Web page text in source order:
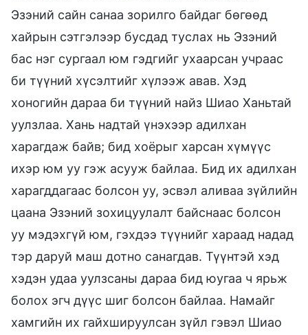
Эзэний сайн санаа зорилго байдаг бөгөөд
хайрын сэтгэлээр бусдад туслах нь Эзэний
бас нэг сургаал юм гэдгийг ухаарсан учраас
би түүний хүсэлтийг хүлээж авав. Хэд
хоногийн дараа би түүний найз Шиао Ханьтай
уулзлаа. Хань надтай үнэхээр адилхан
харагдаж байв; бид хоёрыг харсан хүмүүс
ихэр юм уу гэж асууж байлаа. Бид их адилхан
харагддагаас болсон уу, эсвэл аливаа зүйлийн
цаана Эзэний зохицуулалт байснаас болсон
уу мэдэхгүй юм, гэхдээ түүнийг хараад надад
тэр даруй маш дотно санагдав. Түүнтэй хэд
хэдэн удаа уулзсаны дараа бид юугаа ч ярьж
болох эгч дүүс шиг болсон байлаа. Намайг
хамгийн их гайхшируулсан зүйл гэвэл Шиао